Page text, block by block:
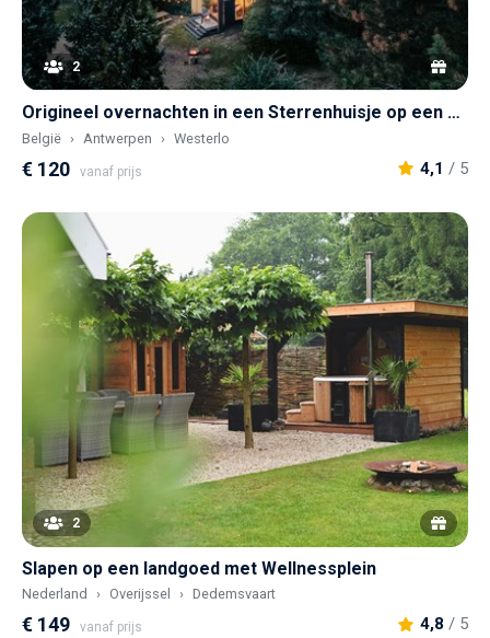
2
Origineel overnachten in een Sterrenhuisje op een historisch landgoed
België Antwerpen Westerlo
€ 120 vanaf prijs 4,1 / 5
2
Slapen op een landgoed met Wellnessplein
Nederland Overijssel Dedemsvaart
€ 149 vanaf prijs 4,8 / 5